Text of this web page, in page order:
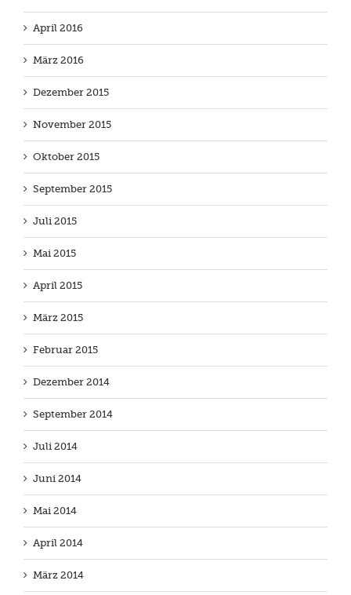
April 2016
März 2016
Dezember 2015
November 2015
Oktober 2015
September 2015
Juli 2015
Mai 2015
April 2015
März 2015
Februar 2015
Dezember 2014
September 2014
Juli 2014
Juni 2014
Mai 2014
April 2014
März 2014